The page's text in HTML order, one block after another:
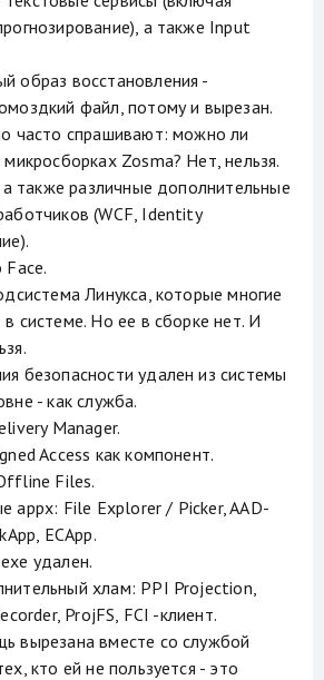
а также Input
образ восстановления -
файл, потому и вырезан.
часто спрашивают: можно ли
Zosma? Нет, нельзя.
также различные дополнительные
(WCF, Identity
Линукса, которые многие
системе. Но ее в сборке нет. И
безопасности удален из системы
- как служба.
Manager.
Access как компонент.
Files.
appx: File Explorer / Picker, AAD-
ECApp.
удален.
хлам: PPI Projection,
ProjFS, FCI -клиент.
вырезана вместе со службой
кто ей не пользуется - это